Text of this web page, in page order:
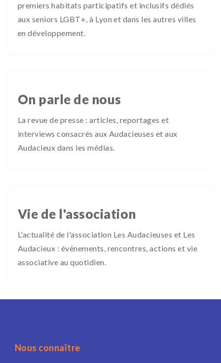
premiers habitats participatifs et inclusifs dédiés
aux seniors LGBT+, à Lyon et dans les autres villes
en développement.
On parle de nous
La revue de presse : articles, reportages et
interviews consacrés aux Audacieuses et aux
Audacieux dans les médias.
Vie de l'association
L'actualité de l'association Les Audacieuses et Les
Audacieux : événements, rencontres, actions et vie
associative au quotidien.
Nous connaître